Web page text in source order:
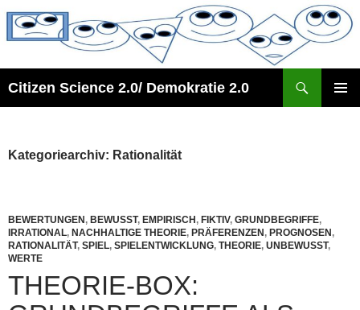
Zum
Inhalt
Citizen Science 2.0/ Demokratie 2.0
Kategoriearchiv: Rationalität
BEWERTUNGEN , BEWUSST, EMPIRISCH , FIKTIV, GRUNDBEGRIFFE,
IRRATIONAL, NACHHALTIGE THEORIE, PRÄFERENZEN , PROGNOSEN ,
RATIONALITÄT, SPIEL, SPIELENTWICKLUNG, THEORIE, UNBEWUSST,
WERTE
THEORIE-BOX: